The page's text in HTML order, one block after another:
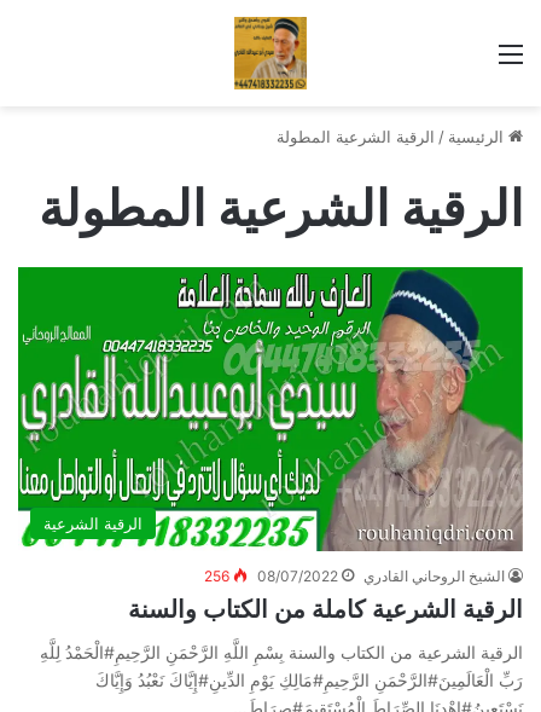
القائمة
الرئيسية / الرقية الشرعية المطولة
الرقية الشرعية المطولة
الرقية الشرعية
الشيخ الروحاني القادري 08/07/2022
256
الرقية الشرعية كاملة من الكتاب والسنة
الرقية الشرعية من الكتاب والسنة بِسْمِ اللَّهِ الرَّحْمَنِ الرَّحِيمِ#الْحَمْدُ لِلَّهِ
رَبِّ الْعَالَمِينَ#الرَّحْمَنِ الرَّحِيمِ#مَالِكِ يَوْمِ الدِّينِ#إِيَّاكَ نَعْبُدُ وَإِيَّاكَ